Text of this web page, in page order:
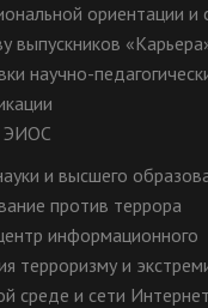
ориентации и
выпускников
научно-
ЭИОС
и высшего
против террора
информационного
терроризму и
среде и сети Интернет